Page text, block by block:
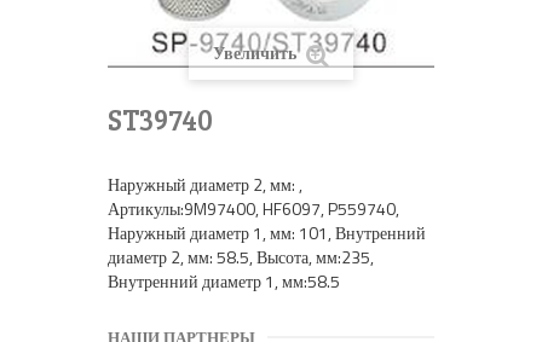
Увеличить
ST39740
Наружный диаметр 2, мм: ,
Артикулы:9M97400, HF6097, P559740,
Наружный диаметр 1, мм: 101, Внутренний
диаметр 2, мм: 58.5, Высота, мм:235,
Внутренний диаметр 1, мм:58.5